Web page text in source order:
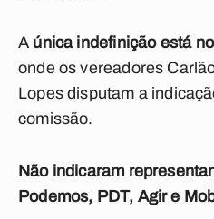
A única indefinição está
onde os vereadores
Lopes disputam a
comissão.
Não indicaram
Podemos, PDT, Agir e